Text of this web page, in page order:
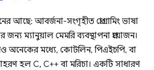
আছে: আবর্জনা-সংগৃহীত প্রোগ্রামিং ভাষা
জন্য ম্যানুয়াল মেমরি ব্যবস্থাপনা প্রয়োজন।
অনেকের মধ্যে, কোটলিন, পিএইচপি, বা
হল C, C++ বা মরিচা। একটি সাধারণ